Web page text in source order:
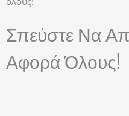
Σπεύστε Να
Αφορά Όλους!